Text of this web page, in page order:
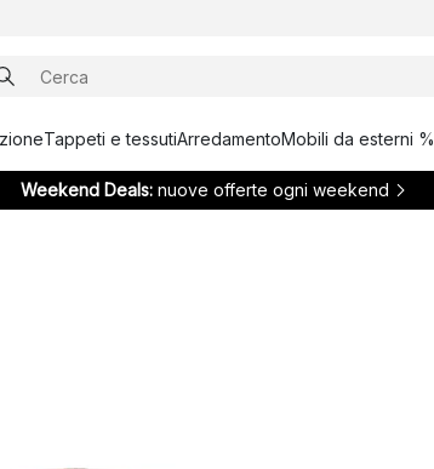
Tappeti e tessutiArredamentoMobili da esterni %
Weekend Deals: nuove offerte ogni weekend